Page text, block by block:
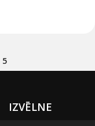
5
IZVĒLNE